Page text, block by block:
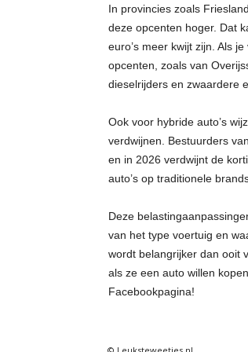
In provincies zoals
deze opcenten hoger. Dat
euro’s meer kwijt zijn. Als
opcenten, zoals van
dieselrijders en zwaardere
Ook voor hybride auto’s
verdwijnen. Bestuurders
en in 2026 verdwijnt de
auto’s op traditionele
Deze
van het type voertuig en
wordt belangrijker dan ooit
als ze een auto willen
Facebookpagina!